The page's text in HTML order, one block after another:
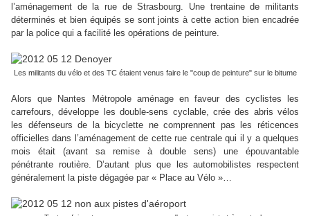
l’aménagement de la rue de Strasbourg. Une trentaine de militants
déterminés et bien équipés se sont joints à cette action bien encadrée
par la police qui a facilité les opérations de peinture.
Les militants du vélo et des TC étaient venus faire le "coup de peinture" sur le bitume
Alors que Nantes Métropole aménage en faveur des cyclistes les
carrefours, développe les double-sens cyclable, crée des abris vélos
les défenseurs de la bicyclette ne comprennent pas les réticences
officielles dans l’aménagement de cette rue centrale qui il y a quelques
mois était (avant sa remise à double sens) une épouvantable
pénétrante routière. D’autant plus que les automobilistes respectent
généralement la piste dégagée par « Place au Vélo »…